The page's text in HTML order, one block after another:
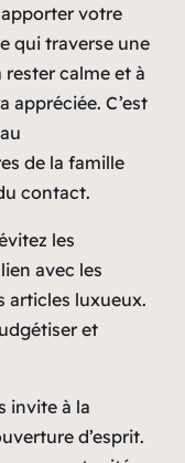
votre
qui traverse une
calme et à
appréciée. C’est
de la famille
contact.
les
avec les
articles luxueux.
et
invite à la
d’esprit.